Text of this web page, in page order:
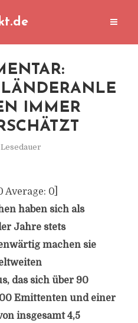
IMMER
Average: 0]
haben sich als
Jahre stets
machen sie
das sich über 90
Emittenten und einer
insgesamt 4,5